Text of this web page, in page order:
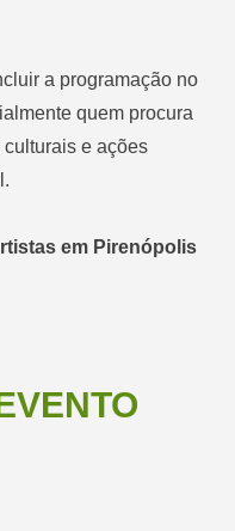
a programação no
quem procura
e ações
em Pirenópolis